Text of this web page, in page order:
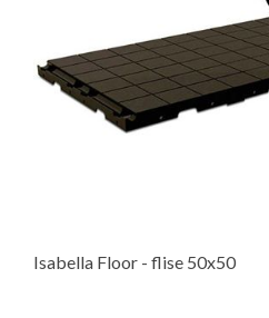
Isabella Floor - flise 50x50